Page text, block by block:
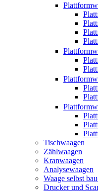
Tischwaagen
Zählwaagen
Kranwaagen
Analysewaagen
Waage selbst
Drucker und